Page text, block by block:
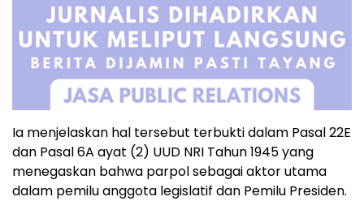
Ia menjelaskan hal tersebut terbukti dalam Pasal 22E
dan Pasal 6A ayat (2) UUD NRI Tahun 1945 yang
menegaskan bahwa parpol sebagai aktor utama
dalam pemilu anggota legislatif dan Pemilu Presiden.